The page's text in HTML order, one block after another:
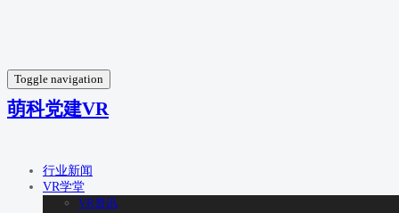
Toggle navigation
萌科党建VR
行业新闻
VR学堂
VR资讯